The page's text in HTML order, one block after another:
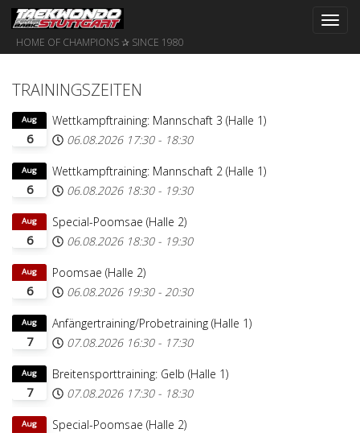
HOME OF CHAMPIONS ✰ SINCE 1980
TRAININGSZEITEN
6
Aug
Wettkampftraining: Mannschaft 3 (Halle 1)
06.08.2026 17:30 - 18:30
6
Aug
Wettkampftraining: Mannschaft 2 (Halle 1)
06.08.2026 18:30 - 19:30
6
Aug
Special-Poomsae (Halle 2)
06.08.2026 18:30 - 19:30
6
Aug
Poomsae (Halle 2)
06.08.2026 19:30 - 20:30
7
Aug
Anfängertraining/Probetraining (Halle 1)
07.08.2026 16:30 - 17:30
7
Aug
Breitensporttraining: Gelb (Halle 1)
07.08.2026 17:30 - 18:30
Aug
Special-Poomsae (Halle 2)